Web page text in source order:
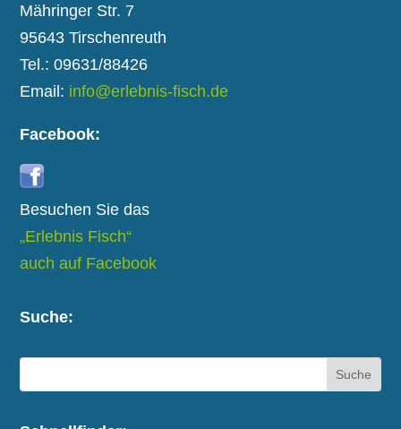
Mähringer Str. 7
95643 Tirschenreuth
Tel.: 09631/88426
Email: info@erlebnis-fisch.de
Facebook:
Besuchen Sie das
„Erlebnis Fisch“
auch auf Facebook
Suche: